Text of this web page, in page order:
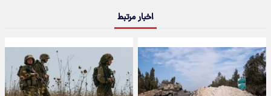
اخبار مرتبط